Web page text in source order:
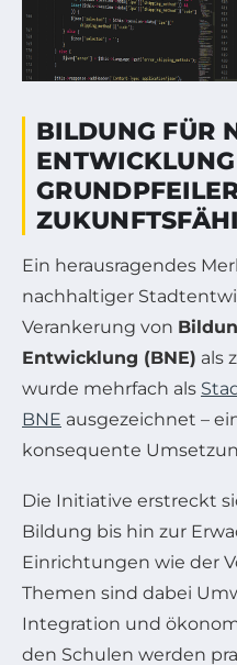
BILDUNG FÜR
Ein herausragendes
nachhaltiger
Verankerung von
Entwicklung (BNE) als
wurde mehrfach als
BNE ausgezeichnet –
konsequente
Die Initiative erstreckt
Bildung bis hin zur
Einrichtungen wie der
Themen sind dabei
Integration und
den Schulen werden